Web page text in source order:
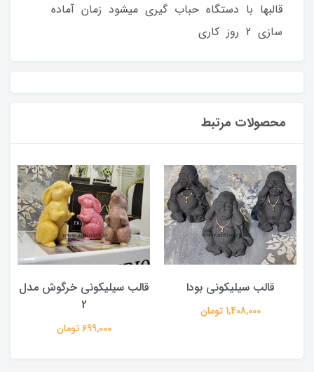
قالبها با دستگاه حباب گیری میشود زمان آماده
سازی 2 روز کاری
محصولات مرتبط
قالب سیلیکونی بودا
1,408,000 تومان
قالب سیلیکونی خرگوش مدل
2
699,000 تومان